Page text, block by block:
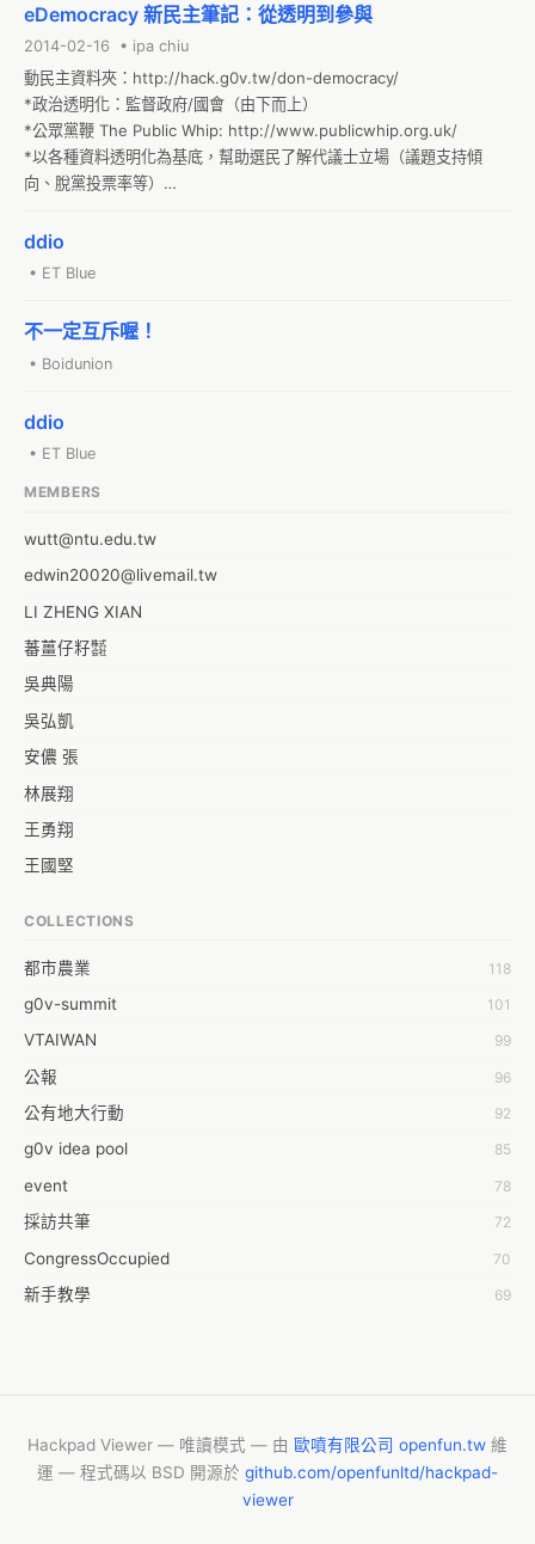
eDemocracy 新民主筆記：從透明到參與
2014-02-16 • ipa chiu
動民主資料夾：http://hack.g0v.tw/don-democracy/
*政治透明化：監督政府/國會（由下而上）
*公眾黨鞭 The Public Whip: http://www.publicwhip.org.uk/
*以各種資料透明化為基底，幫助選民了解代議士立場（議題支持傾
向、脫黨投票率等）
http://www.theyworkforyou.com/
ddio
• ET Blue
不一定互斥喔！
• Boidunion
ddio
• ET Blue
MEMBERS
wutt@ntu.edu.tw
edwin20020@livemail.tw
LI ZHENG XIAN
蕃薑仔籽㍿
吳典陽
吳弘凱
安儂 張
林展翔
王勇翔
王國堅
蒼時弦也
袁乾鑫
陳泰澄
&#35377;&#24646;&#33287;
-work aeola
0.0
100004224394929@facebook.com
1001000
108級醫三牙二
108���������������������������A������������
26 sakura
568eenknu@gmail.com
COLLECTIONS
都市農業 118
g0v-summit 101
VTAIWAN 99
公報 96
公有地大行動 92
g0v idea pool 85
event 78
採訪共筆 72
CongressOccupied 70
新手教學 69
婚姻平權 34
g0v 文化部 32
Hackpad Viewer — 唯讀模式 — 由 歐噴有限公司 openfun.tw 維
運 — 程式碼以 BSD 開源於 github.com/openfunltd/hackpad-
viewer